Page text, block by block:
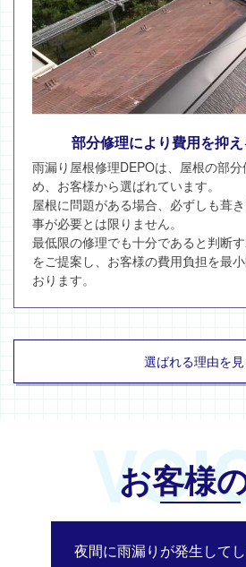
部分修理により費用を抑
雨漏り屋根修理DEPOは、屋根の部
め、お客様から選ばれています。
屋根に問題がある場合、必ずしも葺
事が必要とは限りません。
最低限の修理でも十分であると判断
をご提案し、お客様の費用負担を最
おります。
選ばれる理由を
お客様
夜間に雨漏りが発生して